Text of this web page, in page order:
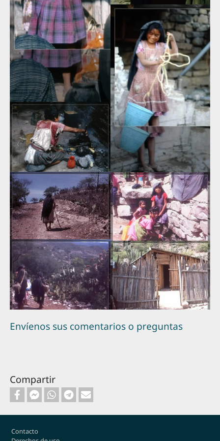
Envíenos sus comentarios o preguntas
Compartir
Footer
Contacto